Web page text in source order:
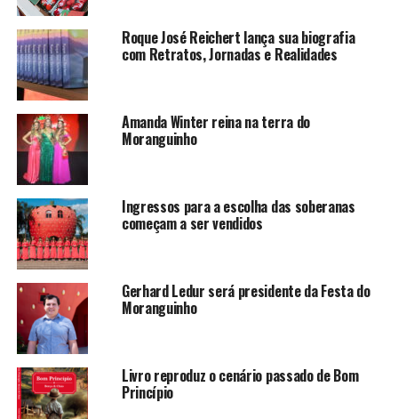
FESTA DO MORANGUINHO
LIVRO
MORANGO
MORANGO CHEF
PAULA TERESINHA SPECHT
Roque José Reichert lança sua biografia
com Retratos, Jornadas e Realidades
Amanda Winter reina na terra do
Moranguinho
Ingressos para a escolha das soberanas
começam a ser vendidos
Gerhard Ledur será presidente da Festa do
Moranguinho
Livro reproduz o cenário passado de Bom
Princípio